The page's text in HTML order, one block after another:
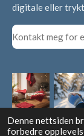
Denne nettsiden
forbedre
digitale eller
Kontakt meg for